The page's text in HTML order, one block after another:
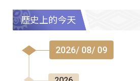
歷史上的今天
2026/ 08/ 09